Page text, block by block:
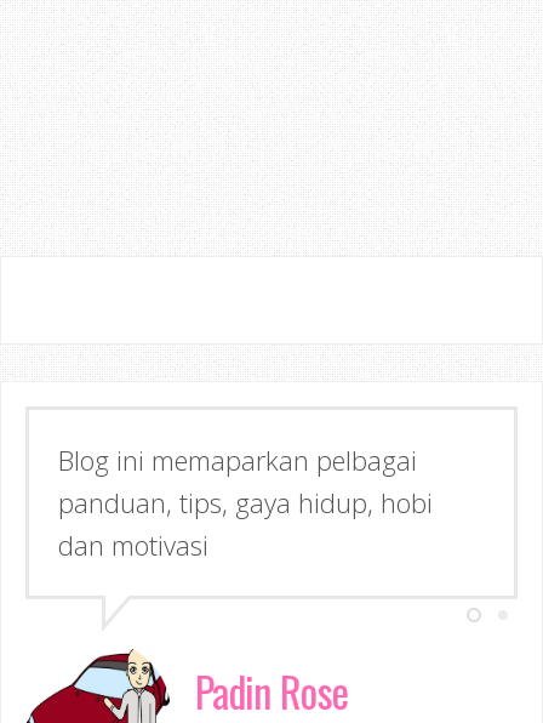
Blog ini memaparkan pelbagai
panduan, tips, gaya hidup, hobi
dan motivasi
Semoga dapat memberi Manfaat &
Inspirasi kepada anda!
Padin Rose